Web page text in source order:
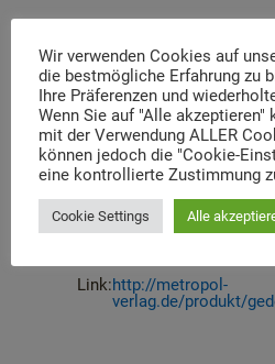
Der vorliegende
Überblick über den
Bildungsarbeit vor
grundsätzliche
die vielfältige
ebenso wie ein
Gedenkstätten vor.
Link:http://metropol-
verlag.de/produkt/
Wir verwenden Cookies auf
die bestmögliche Erfahrung zu
Ihre Präferenzen und
Wenn Sie auf "Alle
mit der Verwendung ALLER
können jedoch die "Cookie-
eine kontrollierte Zustimmung
Cookie Settings Alle